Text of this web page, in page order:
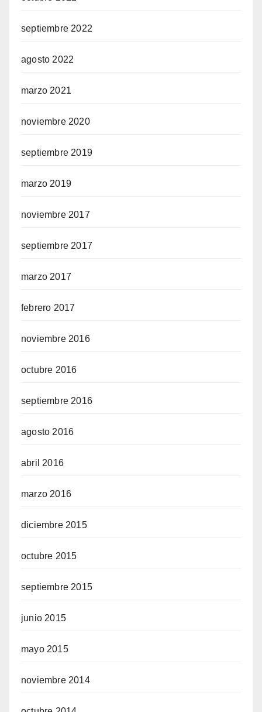
septiembre 2022
agosto 2022
marzo 2021
noviembre 2020
septiembre 2019
marzo 2019
noviembre 2017
septiembre 2017
marzo 2017
febrero 2017
noviembre 2016
octubre 2016
septiembre 2016
agosto 2016
abril 2016
marzo 2016
diciembre 2015
octubre 2015
septiembre 2015
junio 2015
mayo 2015
noviembre 2014